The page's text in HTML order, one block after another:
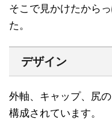
そこで見かけたから
た。
デザイン
外軸、キャップ、尻
構成されています。